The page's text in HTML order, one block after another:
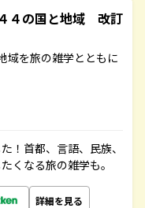
４の国と地域 改訂
域を旅の雑学とともに
！首都、言語、民族、
くなる旅の雑学も。
詳細を見る